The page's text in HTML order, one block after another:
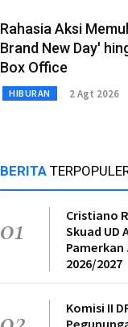
Rahasia Aksi
Brand New Day'
Box Office
HIBURAN 2 Agt 2026
BERITA
01
Cristiano
Skuad UD
Pamerkan
2026/2027
Komisi II